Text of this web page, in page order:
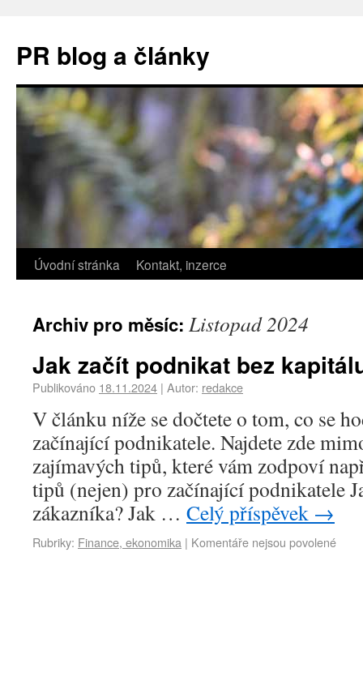
PR blog a články
Úvodní stránka Kontakt, inzerce
Archiv pro měsíc: Listopad 2024
Jak začít podnikat bez
Publikováno 18.11.2024 | Autor: redakce
V článku níže se dočtete o tom, co se
začínající podnikatele. Najdete zde
zajímavých tipů, které vám zodpoví
tipů (nejen) pro začínající podnikatele
zákazníka? Jak … Celý příspěvek →
Rubriky: Finance, ekonomika | Komentáře nejsou povolené